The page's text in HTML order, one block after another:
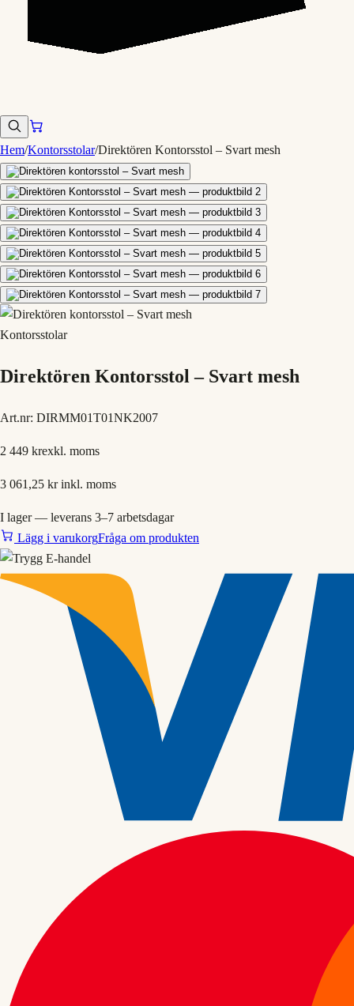
Hem/Kontorsstolar/Direktören Kontorsstol – Svart mesh
Kontorsstolar
Direktören Kontorsstol – Svart mesh
Art.nr: DIRMM01T01NK2007
2 449 krexkl. moms
3 061,25 krinkl. moms
I lager — leverans 3–7 arbetsdagar
Lägg i varukorgFråga om produkten